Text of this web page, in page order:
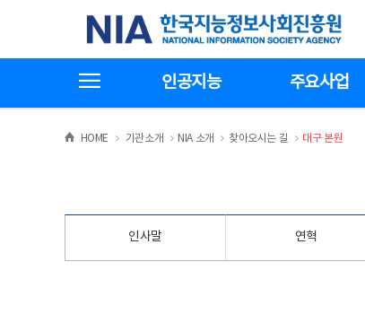
기
한국지능정보사회진흥원
인공지능 주요사업
HOME >
기관소개 >NIA 소개 >
찾아오시는 길 >
대구 본원
인사말 연혁